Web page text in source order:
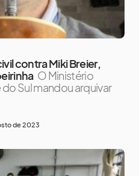
contra Miki Breier,
O Ministério
Sul mandou arquivar
de 2023